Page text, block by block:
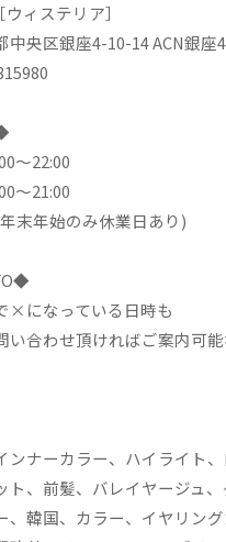
ィステリア］
中央区銀座4-10-14 ACN銀座
～22:00
～21:00
末年始のみ休業日あり)
×になっている日時も
い合わせ頂ければご案内可
ンナーカラー、ハイライト
ト、前髪、バレイヤージュ
、韓国、カラー、イヤリン